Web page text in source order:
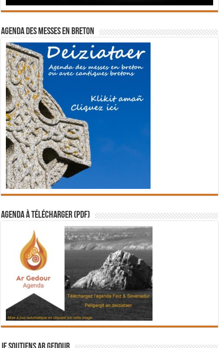
Agenda des messes en breton
Agenda à télécharger (PDF)